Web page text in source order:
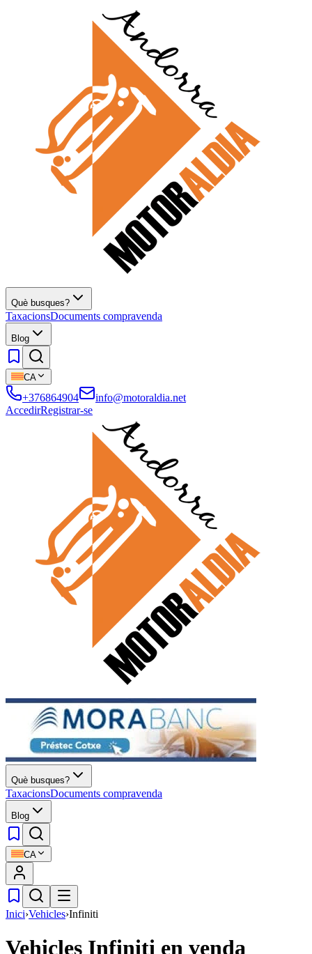
Què busques?
TaxacionsDocuments compravenda
Blog
CA
+376864904
info@motoraldia.net
AccedirRegistrar-se
Què busques?
TaxacionsDocuments compravenda
Blog
CA
Inici›Vehicles›Infiniti
Vehicles Infiniti en venda